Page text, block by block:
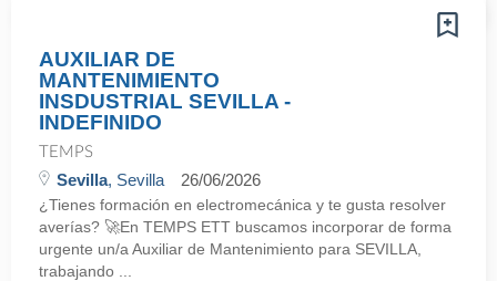
AUXILIAR DE
MANTENIMIENTO
INSDUSTRIAL SEVILLA -
INDEFINIDO
TEMPS
Sevilla, Sevilla 26/06/2026
¿Tienes formación en electromecánica y te gusta resolver
averías? 🚀En TEMPS ETT buscamos incorporar de forma
urgente un/a Auxiliar de Mantenimiento para SEVILLA,
trabajando ...